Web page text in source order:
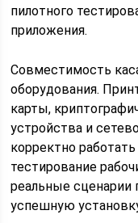
пилотного
приложения.
Совместимость
оборудования.
карты,
устройства и
корректно
тестирование
реальные сценарии
успешную